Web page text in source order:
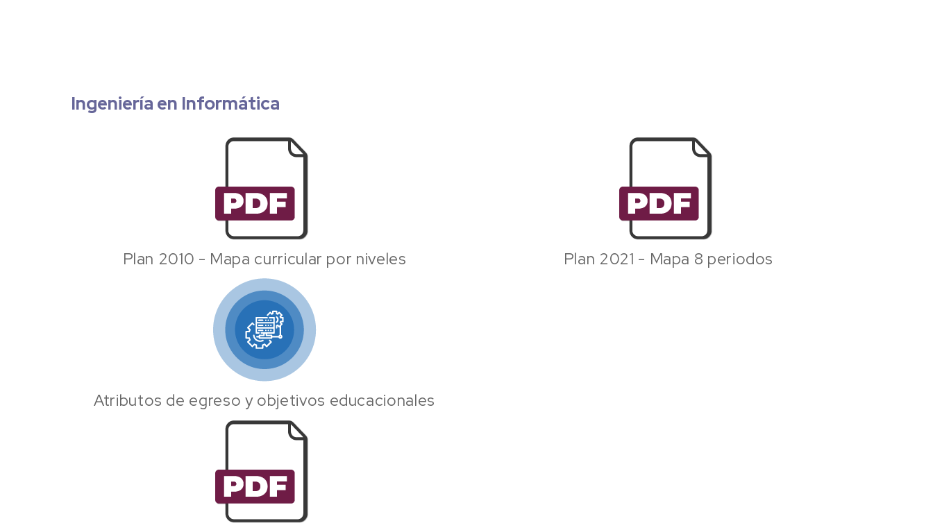
Ingeniería en Informática
Plan 2010 - Mapa curricular por niveles
Atributos de egreso y objetivos educacionales
Plan 2021 - Mapa 8 periodos